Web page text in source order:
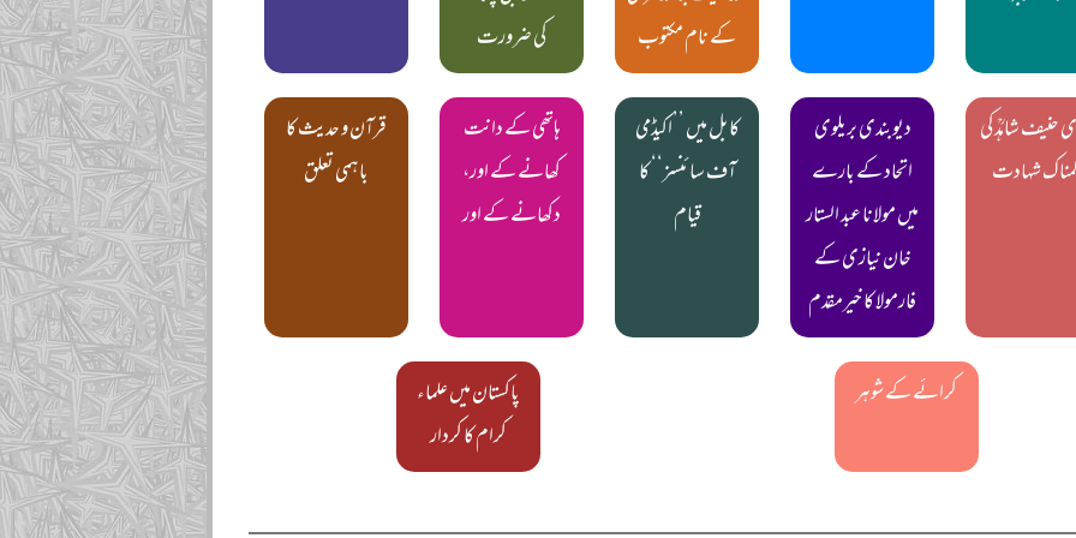
کے نام مکتوب
کی ضرورت
حنیف شاہدؒ کی
شہادت
دیوبندی بریلوی
اتحاد کے بارے
میں مولانا عبد الستار
خان نیازی کے
فارمولا کا خیرمقدم
کابل میں ’’اکیڈمی
آف سائنسز‘‘ کا
قیام
ہاتھی کے دانت
کھانے کے اور،
دکھانے کے اور
قرآن و حدیث کا
باہمی تعلق
کرائے کے شوہر
پاکستان میں علماء
کرام کا کردار